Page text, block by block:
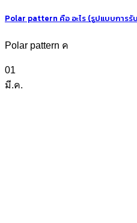
Polar pattern คือ อะไร (รูปแบบการรั
Polar pattern ค
01
มี.ค.